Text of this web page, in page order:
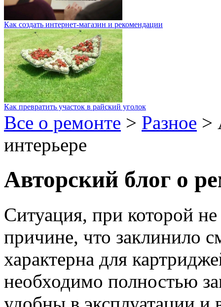
Как создать интернет-магазин и рекомендации
Как превратить участок в райский уголок
Все о ремонте > Разное >
интерьере
Авторский блог о
Ситуация, при которой
причине, что заклинило
характерна для
необходимо полностью